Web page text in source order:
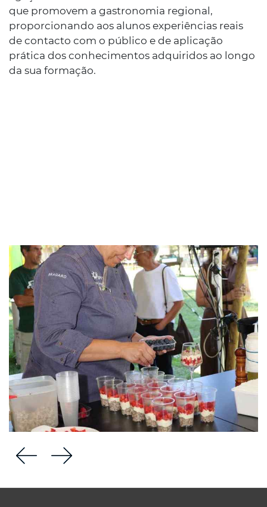
que promovem a gastronomia regional,
proporcionando aos alunos experiências reais
de contacto com o público e de aplicação
prática dos conhecimentos adquiridos ao longo
da sua formação.